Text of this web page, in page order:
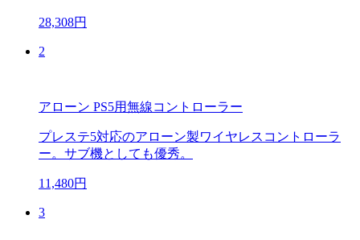
28,308円
2
アローン PS5用無線コントローラー
プレステ5対応のアローン製ワイヤレスコントローラ
ー。サブ機としても優秀。
11,480円
3